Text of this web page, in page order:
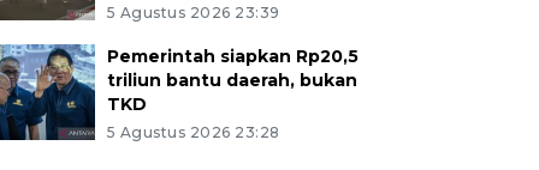
5 Agustus 2026 23:39
Pemerintah siapkan Rp20,5
triliun bantu daerah, bukan
TKD
5 Agustus 2026 23:28